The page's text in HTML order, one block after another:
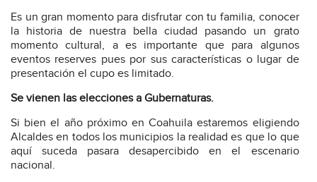
Es un gran momento para disfrutar con tu familia, conocer
la historia de nuestra bella ciudad pasando un grato
momento cultural, a es importante que para algunos
eventos reserves pues por sus características o lugar de
presentación el cupo es limitado.
Se vienen las elecciones a Gubernaturas.
Si bien el año próximo en Coahuila estaremos eligiendo
Alcaldes en todos los municipios la realidad es que lo que
aquí suceda pasara desapercibido en el escenario
nacional.